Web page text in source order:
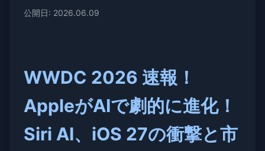
公開日: 2026.06.09
WWDC 2026 速報！
AppleがAIで劇的に進化！
Siri AI、iOS 27の衝撃と市